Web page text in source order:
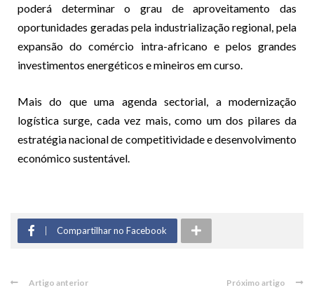
poderá determinar o grau de aproveitamento das
oportunidades geradas pela industrialização regional, pela
expansão do comércio intra-africano e pelos grandes
investimentos energéticos e mineiros em curso.
Mais do que uma agenda sectorial, a modernização
logística surge, cada vez mais, como um dos pilares da
estratégia nacional de competitividade e desenvolvimento
económico sustentável.
Compartilhar no Facebook
Artigo anterior Próximo artigo